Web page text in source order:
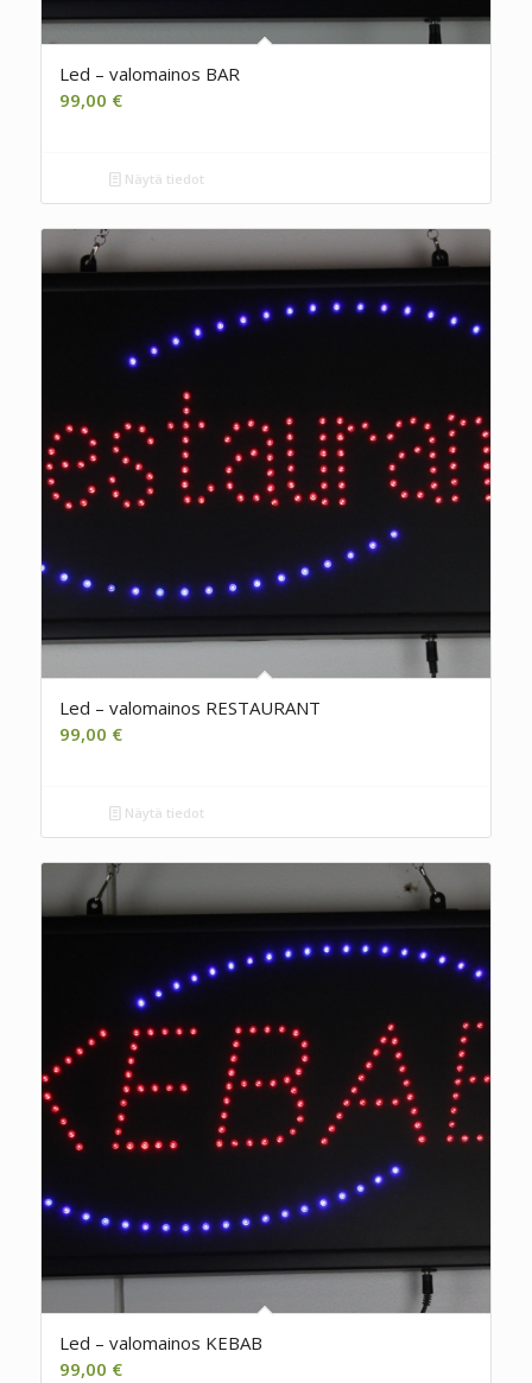
Led – valomainos BAR
99,00 €
Näytä tiedot
Led – valomainos RESTAURANT
99,00 €
Näytä tiedot
Led – valomainos KEBAB
99,00 €